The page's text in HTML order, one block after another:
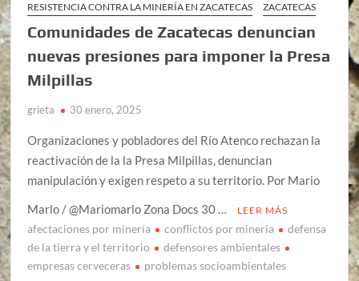
RESISTENCIA CONTRA LA MINERÍA EN ZACATECAS
ZACATECAS
Comunidades de Zacatecas denuncian
nuevas presiones para imponer la Presa
Milpillas
grieta 30 enero, 2025
Organizaciones y pobladores del Río Atenco rechazan la
reactivación de la la Presa Milpillas, denuncian
manipulación y exigen respeto a su territorio. Por Mario
Marlo / @Mariomarlo Zona Docs 30 …
LEER MÁS
afectaciones por minería conflictos por mineria
defensa
de la tierra y el territorio
defensores ambientales
empresas cerveceras
problemas socioambientales